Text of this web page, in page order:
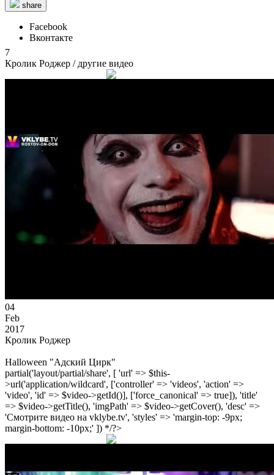
share
Facebook
Вконтакте
7
Кролик Роджер / другие видео
04
Feb
2017
Кролик Роджер
Halloween "Адский Цирк"
partial('layout/partial/share', [ 'url' => $this-
>url('application/wildcard', ['controller' => 'videos', 'action' =>
'video', 'id' => $video->getId()], ['force_canonical' => true]), 'title'
=> $video->getTitle(), 'imgPath' => $video->getCover(), 'desc' =>
'Смотрите видео на vklybe.tv', 'styles' => 'margin-top: -9px;
margin-bottom: -10px;' ]) */?>